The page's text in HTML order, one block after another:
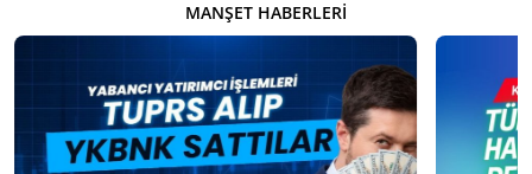
MANŞET HABERLERI